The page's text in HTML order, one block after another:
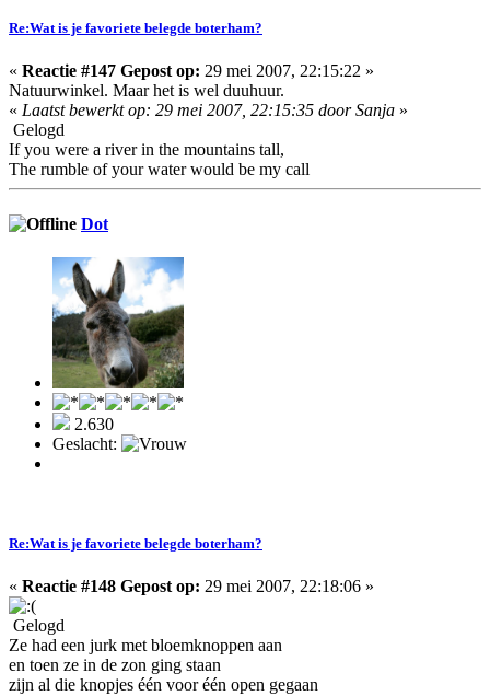
Re:Wat is je favoriete belegde boterham?
« Reactie #147 Gepost op: 29 mei 2007, 22:15:22 »
Natuurwinkel. Maar het is wel duuhuur.
« Laatst bewerkt op: 29 mei 2007, 22:15:35 door Sanja »
Gelogd
If you were a river in the mountains tall,
The rumble of your water would be my call
Dot
2.630
Geslacht:
Re:Wat is je favoriete belegde boterham?
« Reactie #148 Gepost op: 29 mei 2007, 22:18:06 »
Gelogd
Ze had een jurk met bloemknoppen aan
en toen ze in de zon ging staan
zijn al die knopjes één voor één open gegaan